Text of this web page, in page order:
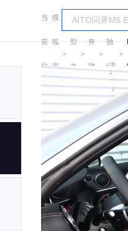
当
前
位
搜
狐
汽
＞
车
型
大
＞
奔
驰
＞
奔
驰
(进
口)
＞